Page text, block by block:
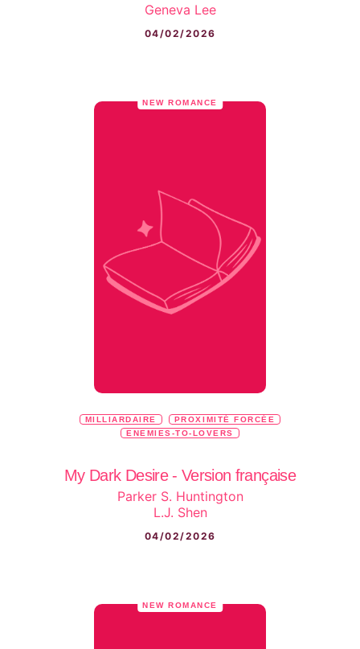
Geneva Lee
04/02/2026
NEW ROMANCE
MILLIARDAIRE
PROXIMITÉ FORCÉE
ENEMIES-TO-LOVERS
My Dark Desire - Version française
Parker S. Huntington
L.J. Shen
04/02/2026
NEW ROMANCE